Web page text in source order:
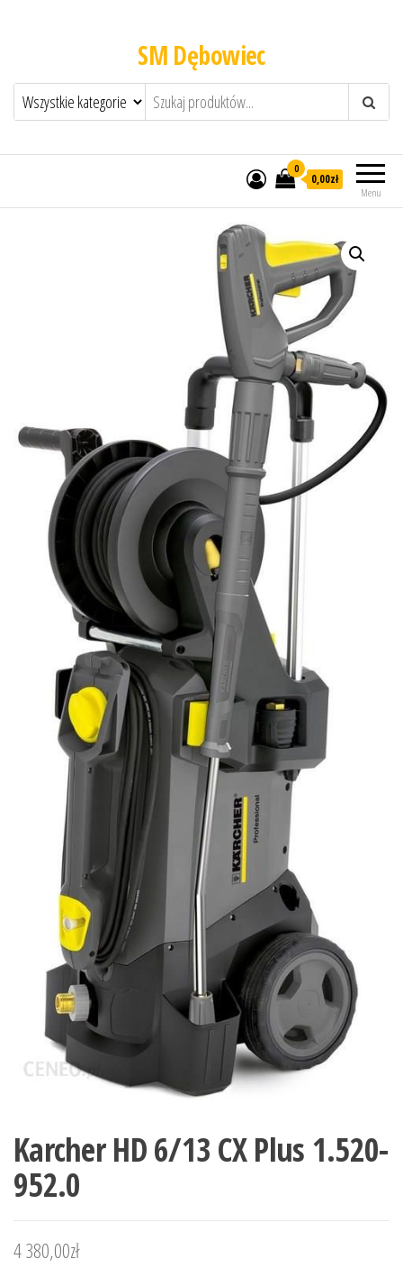
SM Dębowiec
Menu
0
0,00zł
Karcher HD 6/13 CX Plus 1.520-
952.0
4 380,00zł